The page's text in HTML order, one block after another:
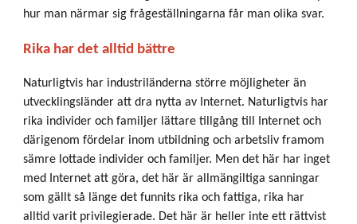
hur man närmar sig frågeställningarna får man olika svar.
Rika har det alltid bättre
Naturligtvis har industriländerna större möjligheter än
utvecklingsländer att dra nytta av Internet. Naturligtvis har
rika individer och familjer lättare tillgång till Internet och
därigenom fördelar inom utbildning och arbetsliv framom
sämre lottade individer och familjer. Men det här har inget
med Internet att göra, det här är allmängiltiga sanningar
som gällt så länge det funnits rika och fattiga, rika har
alltid varit privilegierade. Det här är heller inte ett rättvist